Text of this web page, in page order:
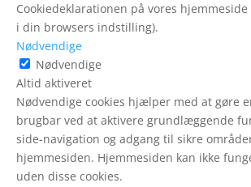
Cookiedeklarationen på vores
i din browsers indstilling).
Nødvendige
Nødvendige
Altid aktiveret
Nødvendige cookies hjælper med at gøre
brugbar ved at aktivere grundlæggende
side-navigation og adgang til sikre
hjemmesiden. Hjemmesiden kan ikke
uden disse cookies.